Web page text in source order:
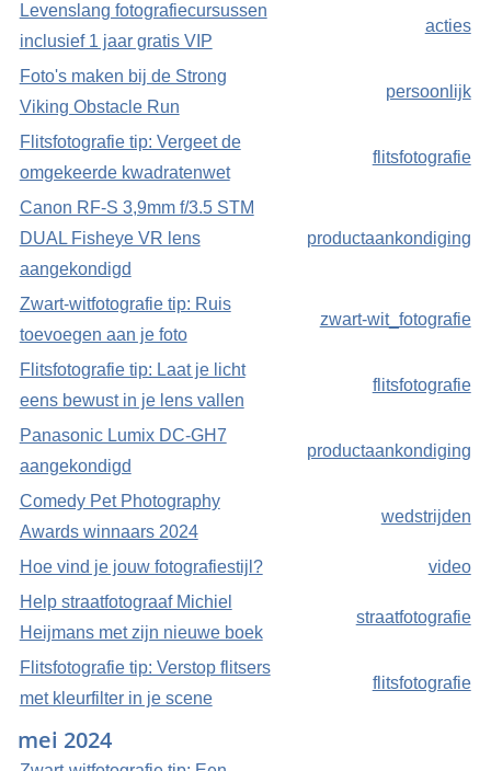
Levenslang fotografiecursussen
inclusief 1 jaar gratis VIP
acties
Foto's maken bij de Strong
Viking Obstacle Run
persoonlijk
Flitsfotografie tip: Vergeet de
omgekeerde kwadratenwet
flitsfotografie
Canon RF-S 3,9mm f/3.5 STM
DUAL Fisheye VR lens
aangekondigd
productaankondiging
Zwart-witfotografie tip: Ruis
toevoegen aan je foto
zwart-wit_fotografie
Flitsfotografie tip: Laat je licht
eens bewust in je lens vallen
flitsfotografie
Panasonic Lumix DC-GH7
aangekondigd
productaankondiging
Comedy Pet Photography
Awards winnaars 2024
wedstrijden
Hoe vind je jouw fotografiestijl?
video
Help straatfotograaf Michiel
Heijmans met zijn nieuwe boek
straatfotografie
Flitsfotografie tip: Verstop flitsers
met kleurfilter in je scene
flitsfotografie
mei 2024